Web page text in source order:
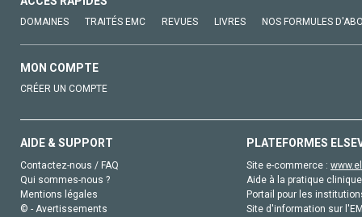
DOMAINES TRAITÉS EMC REVUES LIVRES NOS FORMULES
MON COMPTE
CRÉER UN COMPTE
AIDE & SUPPORT
Contactez-nous / FAQ
Qui sommes-nous ?
Mentions légales
© - Avertissements
PLATEFORMES
Site e-commerce :
Aide à la pratique
Portail pour les
Site d'information sur